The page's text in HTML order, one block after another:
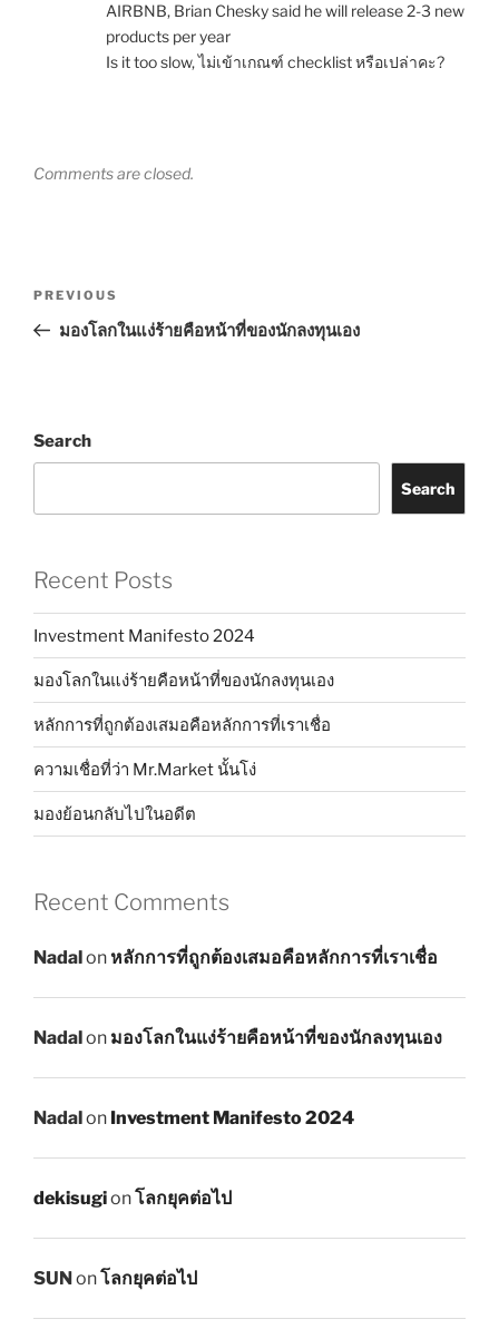
AIRBNB, Brian Chesky said he will release 2-3 new
products per year
Is it too slow, ไม่เข้าเกณฑ์ checklist หรือเปล่าคะ?
Comments are closed.
navigation
Previous
Post
PREVIOUS
มองโลกในแง่ร้ายคือหน้าที่ของนักลงทุนเอง
Search
Search
Recent Posts
Investment Manifesto 2024
มองโลกในแง่ร้ายคือหน้าที่ของนักลงทุนเอง
หลักการที่ถูกต้องเสมอคือหลักการที่เราเชื่อ
ความเชื่อที่ว่า Mr.Market นั้นโง่
มองย้อนกลับไปในอดีต
Recent Comments
Nadalon หลักการที่ถูกต้องเสมอคือหลักการที่เราเชื่อ
Nadalon มองโลกในแง่ร้ายคือหน้าที่ของนักลงทุนเอง
Nadalon Investment Manifesto 2024
dekisugionโลกยุคต่อไป
SUNonโลกยุคต่อไป